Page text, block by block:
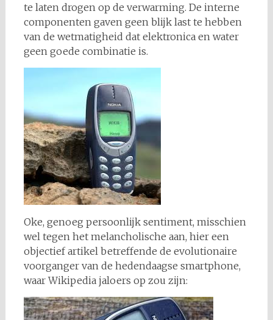
te laten drogen op de verwarming. De interne
componenten gaven geen blijk last te hebben
van de wetmatigheid dat elektronica en water
geen goede combinatie is.
Oke, genoeg persoonlijk sentiment, misschien
wel tegen het melancholische aan, hier een
objectief artikel betreffende de evolutionaire
voorganger van de hedendaagse smartphone,
waar Wikipedia jaloers op zou zijn: